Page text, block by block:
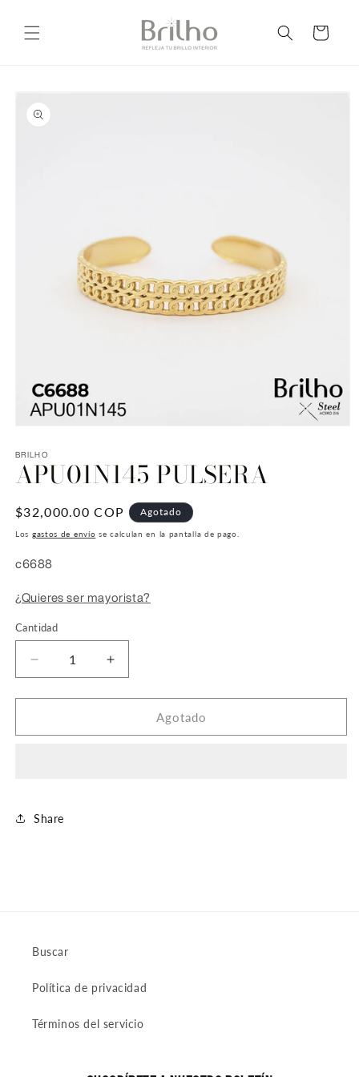
al contenido
Carrito
a la
información
multimedia
en
modal
BRILHO
APU01N145 PULSERA
Precio
habitual
$32,000.00 COP Agotado
Los gastos de envío se calculan en la pantalla de pago.
SKU:
c6688
¿Quieres ser mayorista?
Cantidad
Reducir
cantidad
para
PULSERA
Aumentar
cantidad
para
APU01N145
PULSERA
Agotado
Share
Buscar
Política de privacidad
Términos del servicio